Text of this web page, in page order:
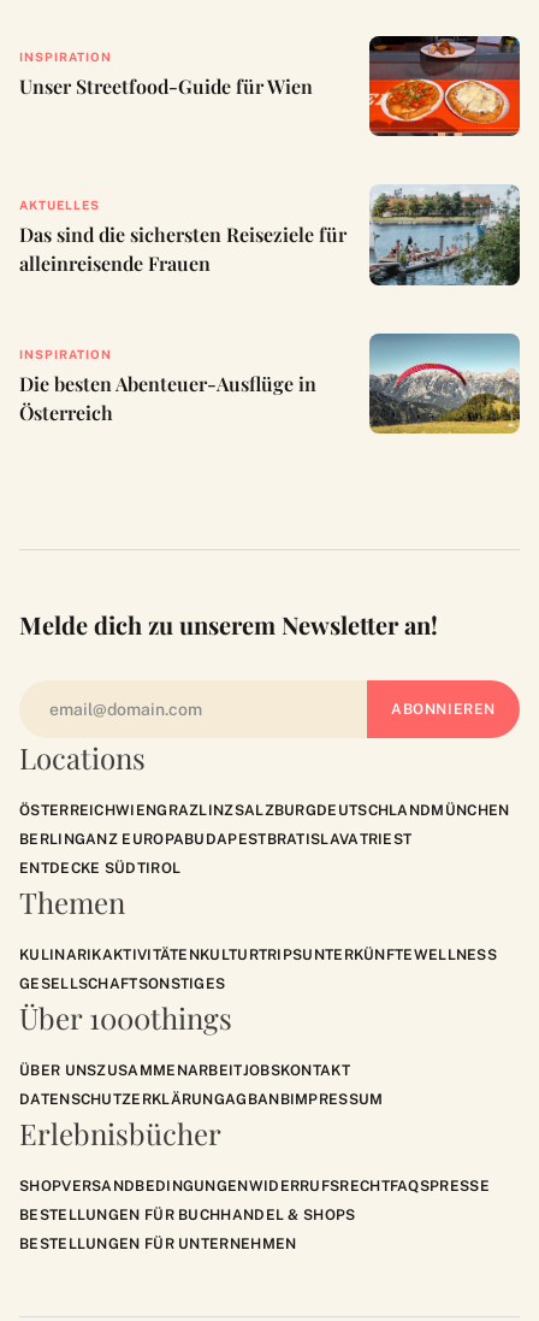
INSPIRATION
Unser Streetfood-Guide für Wien
AKTUELLES
Das sind die sichersten Reiseziele für
alleinreisende Frauen
INSPIRATION
Die besten Abenteuer-Ausflüge in
Österreich
Locations
ÖSTERREICHWIENGRAZLINZSALZBURGDEUTSCHLANDMÜNCHEN
BERLINGANZ EUROPABUDAPESTBRATISLAVATRIEST
ENTDECKE SÜDTIROL
Themen
KULINARIKAKTIVITÄTENKULTURTRIPSUNTERKÜNFTEWELLNESS
GESELLSCHAFTSONSTIGES
Über 1000things
ÜBER UNSZUSAMMENARBEITJOBSKONTAKT
DATENSCHUTZERKLÄRUNGAGBANBIMPRESSUM
Erlebnisbücher
SHOPVERSANDBEDINGUNGENWIDERRUFSRECHTFAQSPRESSE
BESTELLUNGEN FÜR BUCHHANDEL & SHOPS
BESTELLUNGEN FÜR UNTERNEHMEN
Melde dich zu unserem Newsletter an!